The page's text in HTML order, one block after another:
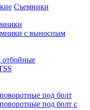
Съемники
с выносным
отбойные
под болт
под болт с